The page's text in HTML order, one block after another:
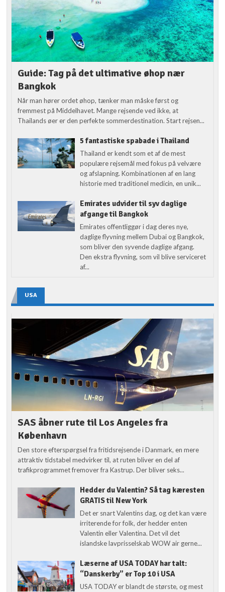
Guide: Tag på det ultimative øhop nær
Bangkok
Når man hører ordet øhop, tænker man måske først og
fremmest på Middelhavet. Mange rejsende ved ikke, at
Thailands øer er den perfekte sommerdestination. Start rejsen...
5 fantastiske spabade i Thailand
Thailand er kendt som et af de mest
populære rejsemål med fokus på velvære
og afslapning. Kombinationen af en lang
historie med traditionel medicin, en unik...
Emirates udvider til syv daglige
afgange til Bangkok
Emirates offentliggør i dag deres nye,
daglige flyvning mellem Dubai og Bangkok,
som bliver den syvende daglige afgang.
Den ekstra flyvning, som vil blive serviceret
af...
USA
SAS åbner rute til Los Angeles fra
København
Den store efterspørgsel fra fritidsrejsende i Danmark, en mere
attraktiv tidstabel medvirker til, at ruten bliver en del af
trafikprogrammet fremover fra Kastrup. Der bliver seks...
Hedder du Valentin? Så tag kæresten
GRATIS til New York
Det er snart Valentins dag, og det kan være
irriterende for folk, der hedder enten
Valentin eller Valentina. Det vil det
islandske lavprisselskab WOW air gerne...
Læserne af USA TODAY har talt:
“Danskerby” er Top 10 i USA
USA TODAY er blandt de største, og mest